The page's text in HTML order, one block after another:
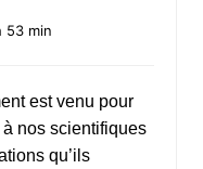
53 min
est venu pour
nos scientifiques
qu’ils